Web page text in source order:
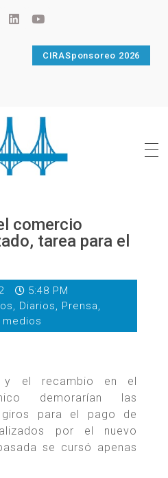
CIRASponsoreo 2026
comercio
tarea para el
5:48 PM
, Diarios, Prensa,
y el recambio en el
demorarían las
giros para el pago de
por el nuevo
se cursó apenas